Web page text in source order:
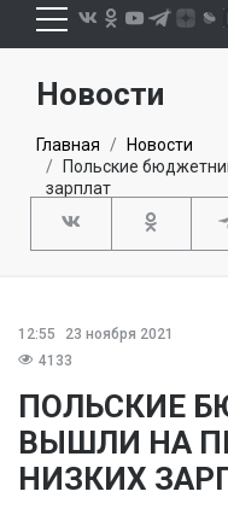
Новости
Главная
Новости
Польские
зарплат
12:55
23 ноября 2021
4133
ПОЛЬСКИЕ
ВЫШЛИ НА
НИЗКИХ